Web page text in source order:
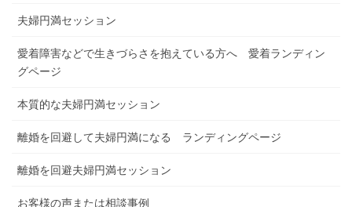
夫婦円満セッション
愛着障害などで生きづらさを抱えている方へ 愛着ランディン
グページ
本質的な夫婦円満セッション
離婚を回避して夫婦円満になる ランディングページ
離婚を回避夫婦円満セッション
お客様の声または相談事例